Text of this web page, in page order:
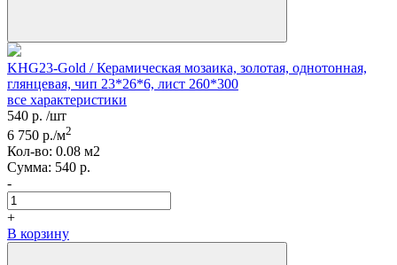
KHG23-Gold / Керамическая мозаика, золотая, однотонная,
глянцевая, чип 23*26*6, лист 260*300
все характеристики
540 р. /шт
6 750 р./м2
Кол-вo: 0.08 м2
Сумма: 540 р.
-
+
В корзину